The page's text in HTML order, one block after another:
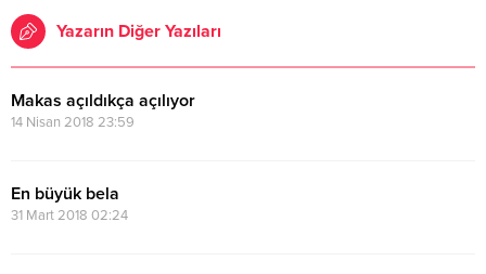
Yazarın Diğer Yazıları
Makas açıldıkça açılıyor
14 Nisan 2018 23:59
En büyük bela
31 Mart 2018 02:24